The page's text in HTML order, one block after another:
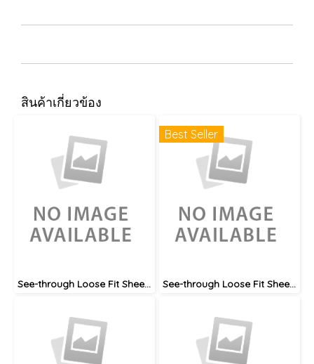
สินค้าเกี่ยวข้อง
See-through Loose Fit Sheer Blouse
Best Seller
See-through Loose Fit Sheer Blouse